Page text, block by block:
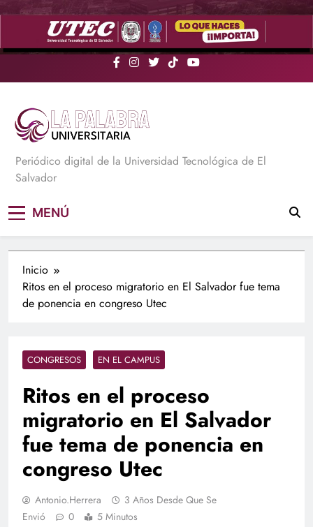
Saltar
La Palabra Universitaria
Periódico digital de la Universidad Tecnológica de El
Salvador
MENÚ
Inicio
Ritos en el proceso migratorio en El Salvador fue tema
de ponencia en congreso Utec
CONGRESOS EN EL CAMPUS
Ritos en el proceso
migratorio en El Salvador
fue tema de ponencia en
congreso Utec
Antonio.herrera
3 Años Desde Que Se
Envió
0 5 Minutos